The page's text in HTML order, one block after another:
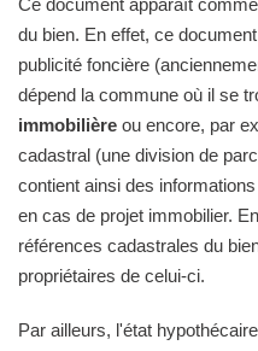
du bien. En effet, ce
publicité foncière
dépend la commune où il se
immobilière ou encore, par
cadastral (une division de
contient ainsi des
en cas de projet immobilier.
références cadastrales du
propriétaires de celui-ci.
Par ailleurs, l'état